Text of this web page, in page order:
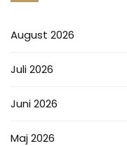
August 2026
Juli 2026
Juni 2026
Maj 2026